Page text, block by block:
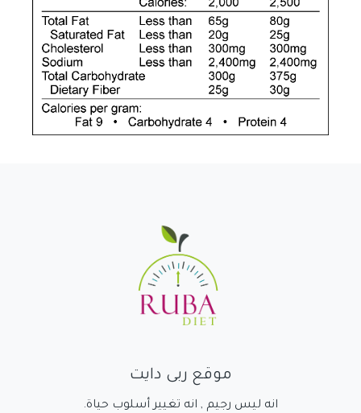
موقع ربى دايت
انه ليس رجيم , انه تغيير أسلوب حياة.